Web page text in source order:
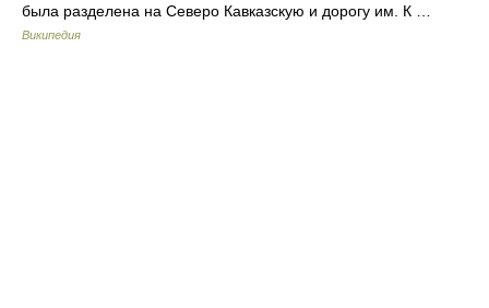
была разделена на Северо Кавказскую и дорогу им. К …
Википедия